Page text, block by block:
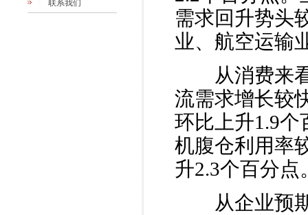
联系我们
需求回升势头
业、航空运输
从消费来看
流需求增长较
环比上升1.9
机腹仓利用率
升2.3个百分点
从企业预期